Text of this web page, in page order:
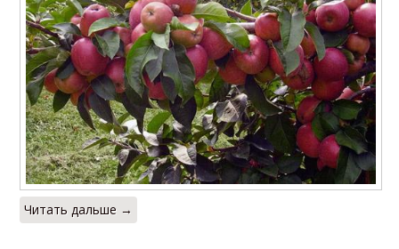
Читать дальше →